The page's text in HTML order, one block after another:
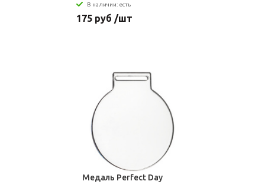
В наличии: есть
175 руб /шт
Медаль Perfect Day